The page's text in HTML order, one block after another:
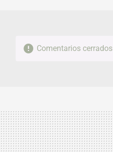
Comentarios cerrados